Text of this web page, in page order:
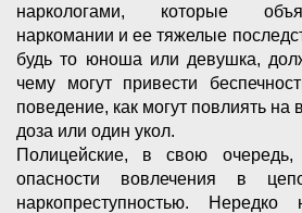
наркологами, которые
наркомании и ее тяжелые
будь то юноша или девушка,
чему могут привести
поведение, как могут повлиять на
доза или один укол.
Полицейские, в свою
опасности вовлечения в
наркопреступностью. Нередко